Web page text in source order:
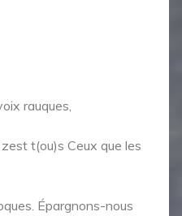
rauques,
t(ou)s Ceux que les
Épargnons-nous